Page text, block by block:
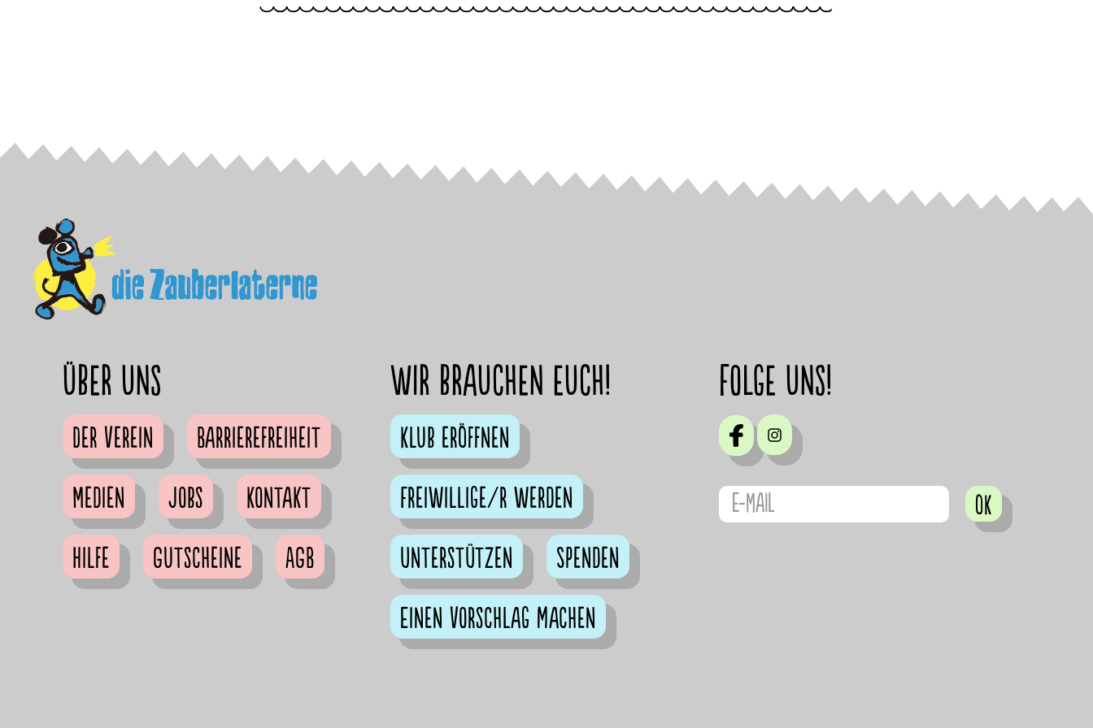
Über uns
Der Verein
Barrierefreiheit
Medien
Jobs
Kontakt
Hilfe
Gutscheine AGB
Wir brauchen euch!
Klub eröffnen
Freiwillige/r werden
Unterstützen
Spenden
Einen Vorschlag machen
Folge uns!
OK